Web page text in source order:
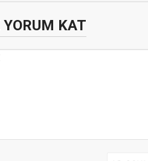
YORUM KAT